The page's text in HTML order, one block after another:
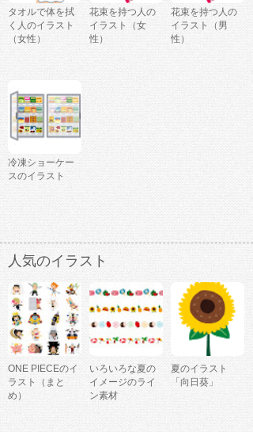
タオルで体を拭
く人のイラスト
（女性）
花束を持つ人の
イラスト（女
性）
花束を持つ人の
イラスト（男
性）
冷凍ショーケー
スのイラスト
人気のイラスト
ONE PIECEのイ
ラスト（まと
め）
いろいろな夏の
イメージのライ
ン素材
夏のイラスト
「向日葵」